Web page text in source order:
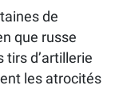
de
que russe
tirs d’artillerie
les atrocités